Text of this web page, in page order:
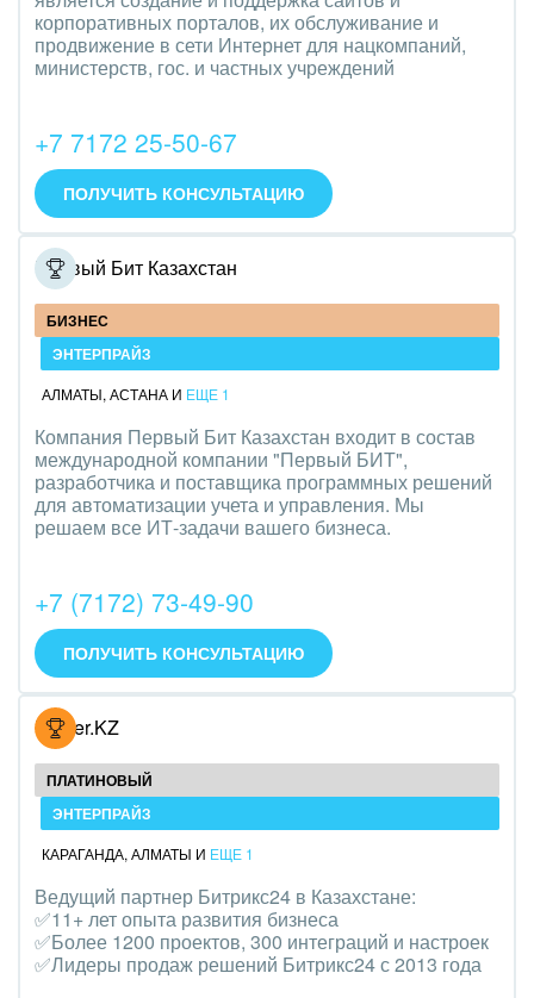
Трудоустройство
PR, маркетинг, реклама,
АПК и пищевая промышленность
Выставки, семинары, конференции
Горнодобывающая отрасль
Досуг, туризм и отдых
комплексов
Инвестиционный бизнес
IT, Интернет
Консалтинговые и управленческие услуги
Культурные события, спорт, шоу-бизнес
Логистика
Мебель, лес, деревообработка
Медицина и фармацевтика
Металлургия
Мода, одежда, аксессуары, стиль
корпоративных порталов, их обслуживание и
продвижение в сети Интернет для нацкомпаний,
министерств, гос. и частных учреждений
+7 7172 25-50-67
ПОЛУЧИТЬ КОНСУЛЬТАЦИЮ
Первый Бит Казахстан
БИЗНЕС
ЭНТЕРПРАЙЗ
АЛМАТЫ, АСТАНА И ЕЩЕ 1
Компания Первый Бит Казахстан входит в состав
международной компании "Первый БИТ",
разработчика и поставщика программных решений
для автоматизации учета и управления. Мы
решаем все ИТ-задачи вашего бизнеса.
+7 (7172) 73-49-90
ПОЛУЧИТЬ КОНСУЛЬТАЦИЮ
Hoster.KZ
ПЛАТИНОВЫЙ
ЭНТЕРПРАЙЗ
КАРАГАНДА, АЛМАТЫ И ЕЩЕ 1
Ведущий партнер Битрикс24 в Казахстане:
✅11+ лет опыта развития бизнеса
✅Более 1200 проектов, 300 интеграций и настроек
✅Лидеры продаж решений Битрикс24 с 2013 года